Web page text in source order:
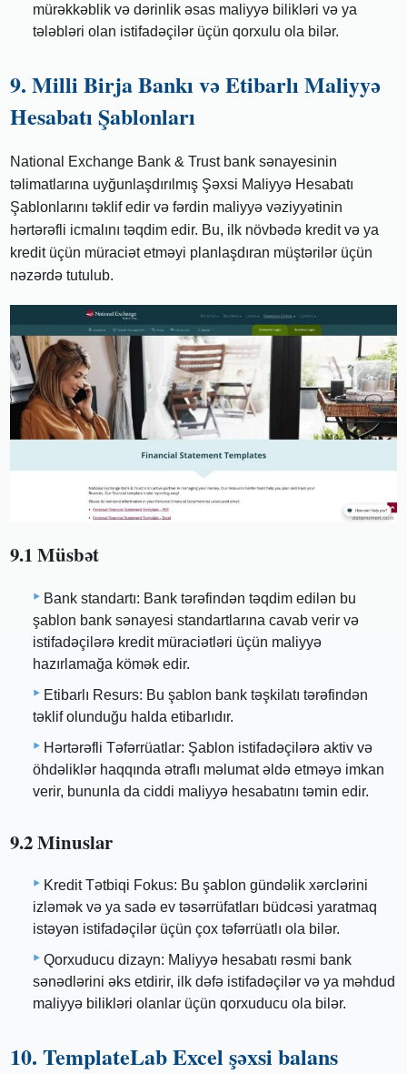
mürəkkəblik və dərinlik əsas maliyyə bilikləri və ya
tələbləri olan istifadəçilər üçün qorxulu ola bilər.
9. Milli Birja Bankı və Etibarlı Maliyyə
Hesabatı Şablonları
National Exchange Bank & Trust bank sənayesinin
təlimatlarına uyğunlaşdırılmış Şəxsi Maliyyə Hesabatı
Şablonlarını təklif edir və fərdin maliyyə vəziyyətinin
hərtərəfli icmalını təqdim edir. Bu, ilk növbədə kredit və ya
kredit üçün müraciət etməyi planlaşdıran müştərilər üçün
nəzərdə tutulub.
9.1 Müsbət
Bank standartı: Bank tərəfindən təqdim edilən bu
şablon bank sənayesi standartlarına cavab verir və
istifadəçilərə kredit müraciətləri üçün maliyyə
hazırlamağa kömək edir.
Etibarlı Resurs: Bu şablon bank təşkilatı tərəfindən
təklif olunduğu halda etibarlıdır.
Hərtərəfli Təfərrüatlar: Şablon istifadəçilərə aktiv və
öhdəliklər haqqında ətraflı məlumat əldə etməyə imkan
verir, bununla da ciddi maliyyə hesabatını təmin edir.
9.2 Minuslar
Kredit Tətbiqi Fokus: Bu şablon gündəlik xərclərini
izləmək və ya sadə ev təsərrüfatları büdcəsi yaratmaq
istəyən istifadəçilər üçün çox təfərrüatlı ola bilər.
Qorxuducu dizayn: Maliyyə hesabatı rəsmi bank
sənədlərini əks etdirir, ilk dəfə istifadəçilər və ya məhdud
maliyyə bilikləri olanlar üçün qorxuducu ola bilər.
10. TemplateLab Excel şəxsi balans